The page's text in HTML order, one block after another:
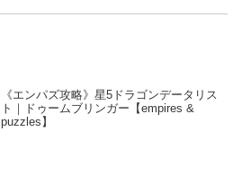
《エンパズ攻略》星5ドラゴンデータリス
ト｜ドゥームブリンガー【empires &
puzzles】